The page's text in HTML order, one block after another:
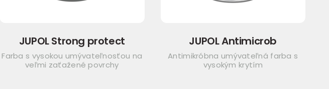
JUPOL Strong protect
Farba s vysokou umývateľnosťou na
veľmi zaťažené povrchy
JUPOL Antimicrob
Antimikróbna umývateľná farba s
vysokým krytím